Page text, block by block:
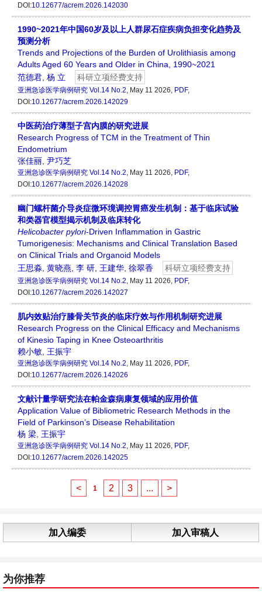
DOI:10.12677/acrem.2026.142030
1990~2021年中国60岁及以上人群尿石症疾病负担变化趋势及
预测分析
Trends and Projections of the Burden of Urolithiasis among
Adults Aged 60 Years and Older in China, 1990~2021
范德君 杨 立 科研立项经费支持
亚洲急诊医学病例研究 Vol.14 No.2, May 11 2026, PDF,
DOI:10.12677/acrem.2026.142029
中医药治疗薄型子宫内膜的研究进展
Research Progress of TCM in the Treatment of Thin
Endometrium
张佳丽 尹巧芝
亚洲急诊医学病例研究 Vol.14 No.2, May 11 2026, PDF,
DOI:10.12677/acrem.2026.142028
幽门螺杆菌介导炎症微环境调控胃癌发生机制：基于临床试验
和类器官模型揭示机制及临床转化
Helicobacter pylori-Driven Inflammation in Gastric
Tumorigenesis: Mechanisms and Clinical Translation Based
on Clinical Trials and Organoid Models
王思淼 黄晓燕 李 研 王建华 徐翠香 科研立项经费支持
亚洲急诊医学病例研究 Vol.14 No.2, May 11 2026, PDF,
DOI:10.12677/acrem.2026.142027
肌内效贴治疗膝骨关节炎的临床疗效与作用机制研究进展
Research Progress on the Clinical Efficacy and Mechanisms
of Kinesio Taping in Knee Osteoarthritis
赖小敏 王振宇
亚洲急诊医学病例研究 Vol.14 No.2, May 11 2026, PDF,
DOI:10.12677/acrem.2026.142026
文献计量学研究法在帕金森病康复领域的应用价值
Application Value of Bibliometric Research Methods in the
Field of Parkinson’s Disease Rehabilitation
杨 梁 王振宇
亚洲急诊医学病例研究 Vol.14 No.2, May 11 2026, PDF,
DOI:10.12677/acrem.2026.142025
< 1 2 3 ... >
加入编委 加入审稿人
为你推荐